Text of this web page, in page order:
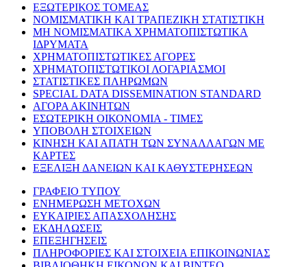
ΕΞΩΤΕΡΙΚΟΣ ΤΟΜΕΑΣ
ΝΟΜΙΣΜΑΤΙΚΗ ΚΑΙ ΤΡΑΠΕΖΙΚΗ ΣΤΑΤΙΣΤΙΚΗ
ΜΗ ΝΟΜΙΣΜΑΤΙΚΑ ΧΡΗΜΑΤΟΠΙΣΤΩΤΙΚΑ
ΙΔΡΥΜΑΤΑ
ΧΡΗΜΑΤΟΠΙΣΤΩΤΙΚΕΣ ΑΓΟΡΕΣ
ΧΡΗΜΑΤΟΠΙΣΤΩΤΙΚΟΙ ΛΟΓΑΡΙΑΣΜΟΙ
ΣΤΑΤΙΣΤΙΚΕΣ ΠΛΗΡΩΜΩΝ
SPECIAL DATA DISSEMINATION STANDARD
ΑΓΟΡΑ ΑΚΙΝΗΤΩΝ
ΕΣΩΤΕΡΙΚΗ ΟΙΚΟΝΟΜΙΑ - ΤΙΜΕΣ
ΥΠΟΒΟΛΗ ΣΤΟΙΧΕΙΩΝ
ΚΙΝΗΣΗ ΚΑΙ ΑΠΑΤΗ ΤΩΝ ΣΥΝΑΛΛΑΓΩΝ ΜΕ
ΚΑΡΤΕΣ
ΕΞΕΛΙΞΗ ΔΑΝΕΙΩΝ ΚΑΙ ΚΑΘΥΣΤΕΡΗΣΕΩΝ
ΓΡΑΦΕΙΟ ΤΥΠΟΥ
ΕΝΗΜΕΡΩΣΗ ΜΕΤΟΧΩΝ
ΕΥΚΑΙΡΙΕΣ ΑΠΑΣΧΟΛΗΣΗΣ
ΕΚΔΗΛΩΣΕΙΣ
ΕΠΕΞΗΓΗΣΕΙΣ
ΠΛΗΡΟΦΟΡΙΕΣ ΚΑΙ ΣΤΟΙΧΕΙΑ ΕΠΙΚΟΙΝΩΝΙΑΣ